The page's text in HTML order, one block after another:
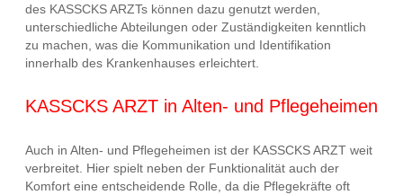
des KASSCKS ARZTs können dazu genutzt werden,
unterschiedliche Abteilungen oder Zuständigkeiten kenntlich
zu machen, was die Kommunikation und Identifikation
innerhalb des Krankenhauses erleichtert.
KASSCKS ARZT in Alten- und Pflegeheimen
Auch in Alten- und Pflegeheimen ist der KASSCKS ARZT weit
verbreitet. Hier spielt neben der Funktionalität auch der
Komfort eine entscheidende Rolle, da die Pflegekräfte oft